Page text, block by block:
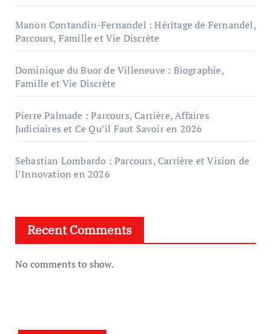
Manon Contandin-Fernandel : Héritage de Fernandel,
Parcours, Famille et Vie Discrète
Dominique du Buor de Villeneuve : Biographie,
Famille et Vie Discrète
Pierre Palmade : Parcours, Carrière, Affaires
Judiciaires et Ce Qu’il Faut Savoir en 2026
Sebastian Lombardo : Parcours, Carrière et Vision de
l’Innovation en 2026
Recent Comments
No comments to show.